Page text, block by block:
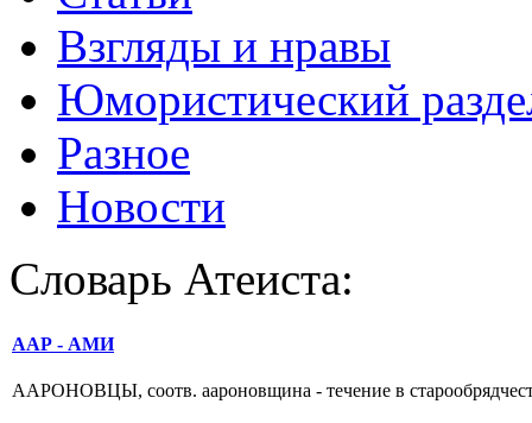
Взгляды и нравы
Юмористический
Разное
Новости
Словарь Атеиста:
ААР - АМИ
ААРОНОВЦЫ, соотв. аароновщина - течение в